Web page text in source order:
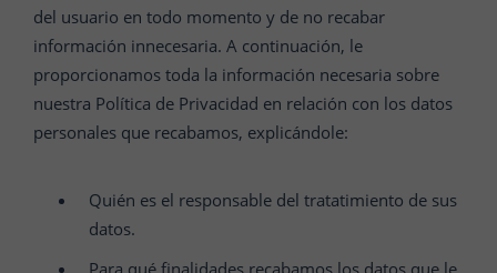
del usuario en todo momento y de no recabar
información innecesaria. A continuación, le
proporcionamos toda la información necesaria sobre
nuestra Política de Privacidad en relación con los datos
personales que recabamos, explicándole:
Quién es el responsable del tratatimiento de sus
datos.
Para qué finalidades recabamos los datos que le